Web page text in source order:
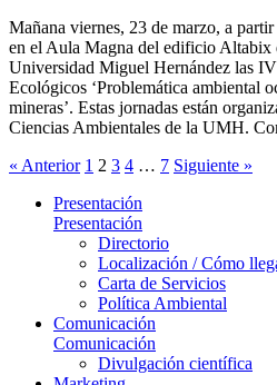
Mañana viernes, 23 de marzo, a
en el Aula Magna del edificio Altabix
Universidad Miguel Hernández las IV
Ecológicos ‘Problemática ambiental
mineras’. Estas jornadas están
Ciencias Ambientales de la UMH.
« Anterior 1 2 3 4 … 7 Siguiente »
Presentación
Presentación
Directorio
Localización / Cómo
Carta de Servicios
Política Ambiental
Comunicación
Comunicación
Divulgación científica